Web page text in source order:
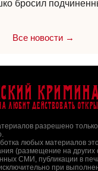
бросил
Все новости →
любит действовать
разрешено только
любых материалов
(размещение на других
СМИ, публикации в
при